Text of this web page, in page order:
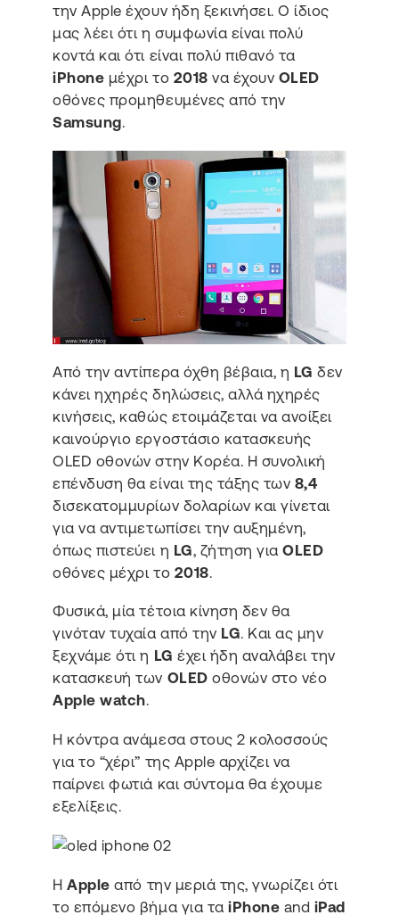
την Apple έχουν ήδη ξεκινήσει. Ο ίδιος
μας λέει ότι η συμφωνία είναι πολύ
κοντά και ότι είναι πολύ πιθανό τα
iPhone μέχρι το 2018 να έχουν OLED
οθόνες προμηθευμένες από την
Samsung.
Από την αντίπερα όχθη βέβαια, η LG δεν
κάνει ηχηρές δηλώσεις, αλλά ηχηρές
κινήσεις, καθώς ετοιμάζεται να ανοίξει
καινούργιο εργοστάσιο κατασκευής
OLED οθονών στην Κορέα. Η συνολική
επένδυση θα είναι της τάξης των 8,4
δισεκατομμυρίων δολαρίων και γίνεται
για να αντιμετωπίσει την αυξημένη,
όπως πιστεύει η LG, ζήτηση γιαOLED
οθόνες μέχρι το 2018.
Φυσικά, μία τέτοια κίνηση δεν θα
γινόταν τυχαία από την LG. Και ας μην
ξεχνάμε ότι η LG έχει ήδη αναλάβει την
κατασκευή των OLED οθονών στο νέο
Apple watch.
Η κόντρα ανάμεσα στους 2 κολοσσούς
για το “χέρι” της Apple αρχίζει να
παίρνει φωτιά και σύντομα θα έχουμε
εξελίξεις.
ΗApple από την μεριά της, γνωρίζει ότι
το επόμενο βήμα για τα iPhone and iPad